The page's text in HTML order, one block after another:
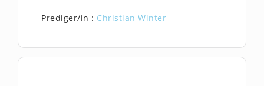
Prediger/in : Christian Winter